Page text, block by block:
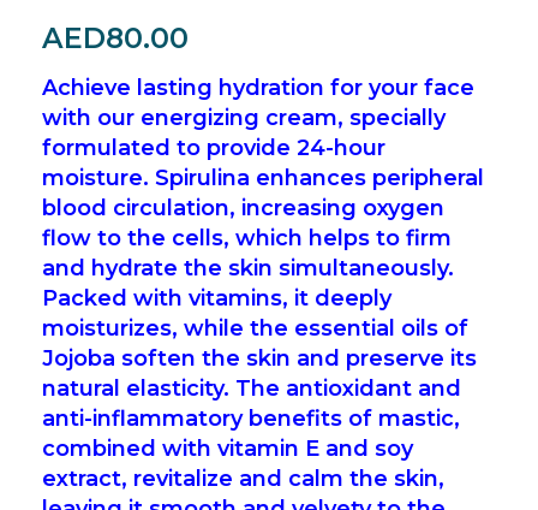
AED80.00
Achieve lasting hydration for your face
with our energizing cream, specially
formulated to provide 24-hour
moisture. Spirulina enhances peripheral
blood circulation, increasing oxygen
flow to the cells, which helps to firm
and hydrate the skin simultaneously.
Packed with vitamins, it deeply
moisturizes, while the essential oils of
Jojoba soften the skin and preserve its
natural elasticity. The antioxidant and
anti-inflammatory benefits of mastic,
combined with vitamin E and soy
extract, revitalize and calm the skin,